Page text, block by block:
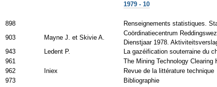
1979 - 10
898
Renseignements statistiques.
903
Mayne J. et Skivie A.
Coördinatiecentrum
Dienstjaar 1978.
943
Ledent P.
La gazéification souterraine du
961
The Mining Technology Clearing
962
Iniex
Revue de la littérature technique
973
Bibliographie